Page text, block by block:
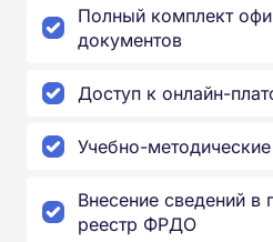
Полный комплект
документов
Доступ к онлайн-
Учебно-
Внесение сведений в
реестр ФРДО